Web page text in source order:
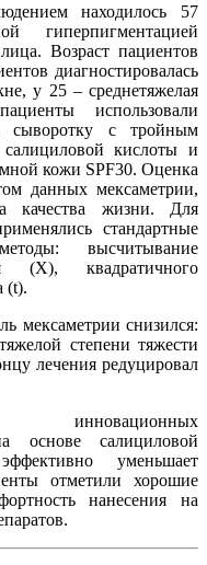
находилось 57
гиперпигментацией
Возраст пациентов
диагностировалась
у 25 – среднетяжелая
использовали
– сыворотку с тройным
кислоты и
кожи SPF30. Оценка
данных мексаметрии,
качества жизни. Для
стандартные
высчитывание
(Х), квадратичного
(t).
мексаметрии снизился:
степени тяжести
лечения редуцировал
основе салициловой
уменьшает
отметили хорошие
нанесения на